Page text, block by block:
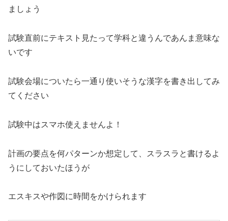
ましょう
試験直前にテキスト見たって学科と違うんであんま意味な
いです
試験会場についたら一通り使いそうな漢字を書き出してみ
てください
試験中はスマホ使えませんよ！
計画の要点を何パターンか想定して、スラスラと書けるよ
うにしておいたほうが
エスキスや作図に時間をかけられます